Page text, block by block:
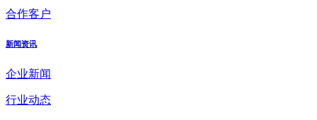
合作客户
新闻资讯
企业新闻
行业动态